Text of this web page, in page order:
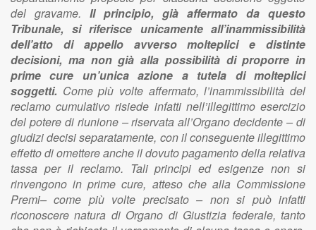
del gravame. Il principio, già affermato da questo
Tribunale, si riferisce unicamente all’inammissibilità
dell’atto di appello avverso molteplici e distinte
decisioni, ma non già alla possibilità di proporre in
prime cure un’unica azione a tutela di molteplici
soggetti. Come più volte affermato, l’inammissibilità del
reclamo cumulativo risiede infatti nell’illegittimo esercizio
del potere di riunione – riservata all’Organo decidente – di
giudizi decisi separatamente, con il conseguente illegittimo
effetto di omettere anche il dovuto pagamento della relativa
tassa per il reclamo. Tali principi ed esigenze non si
rinvengono in prime cure, atteso che alla Commissione
Premi– come più volte precisato – non si può infatti
riconoscere natura di Organo di Giustizia federale, tanto